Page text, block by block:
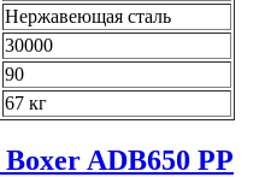
Нержавеющая сталь
30000
90
67 кг
ADB650 PP